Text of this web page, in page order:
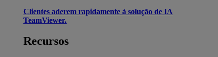
Clientes aderem rapidamente à solução de IA
TeamViewer.
Recursos